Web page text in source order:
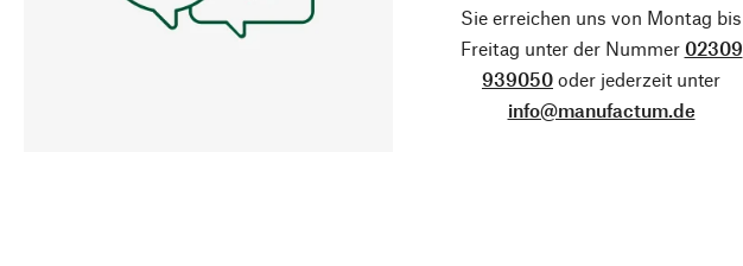
Sie erreichen uns von Montag bis
Freitag unter der Nummer 02309
939050 oder jederzeit unter
info@manufactum.de